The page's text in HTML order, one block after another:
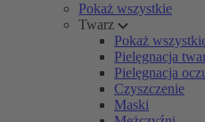
Pokaż wszystkie
Twarz
Pokaż
Pielęgnacja
Pielęgnacja
Czyszczenie
Maski